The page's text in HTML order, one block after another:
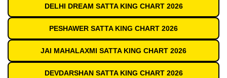
DELHI DREAM SATTA KING CHART 2026
PESHAWER SATTA KING CHART 2026
JAI MAHALAXMI SATTA KING CHART 2026
DEVDARSHAN SATTA KING CHART 2026